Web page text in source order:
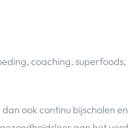
coaching, superfoods,
ook continu bijscholen en